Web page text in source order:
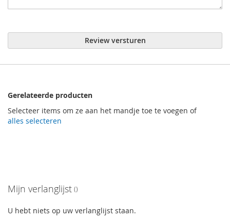
Review versturen
Gerelateerde producten
Selecteer items om ze aan het mandje toe te voegen of
alles selecteren
Mijn verlanglijst
U hebt niets op uw verlanglijst staan.